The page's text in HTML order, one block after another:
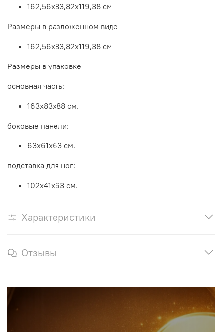
162,56x83,82x119,38 см
Размеры в разложенном виде
162,56x83,82x119,38 см
Размеры в упаковке
основная часть:
163х83х88 см.
боковые панели:
63х61х63 см.
подставка для ног:
102х41х63 см.
Характеристики
Отзывы